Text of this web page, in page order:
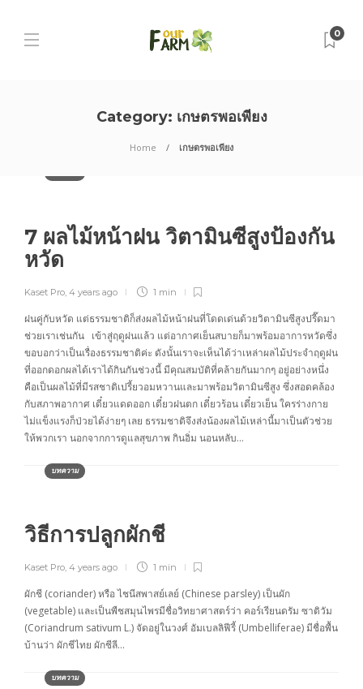
0
Category: เกษตรพอเพียง
Home เกษตรพอเพียง
7 ผลไม้หน้าฝน วิตามินซีสูงป้องกัน
หวัด
Kaset Pro, 4 years ago 1 min
ฝนคู่กับหวัด แต่ธรรมชาติก็ส่งผลไม้หน้าฝนที่โดดเด่นด้วยวิตามินซีสูงปรี๊ดมา
ช่วยเราเช่นกัน เข้าสู่ฤดูฝนแล้ว แต่อากาศเย็นสบายก็มาพร้อมอาการหวัดซึ่ง
ขอบอกว่าเป็นเรื่องธรรมชาติค่ะ ดังนั้นเราจะเห็นได้ว่าเหล่าผลไม้ประจำฤดูฝน
ที่ออกดอกผลได้เราได้กินกันช่วงนี้ มีคุณสมบัติที่คล้ายกันมากๆ อยู่อย่างหนึ่ง
คือเป็นผลไม้ที่มีรสชาติเปรี้ยวอมหวานและมาพร้อมวิตามินซีสูง ซึ่งสอดคล้อง
กับสภาพอากาศ เดี๋ยวแดดออก เดี๋ยวฝนตก เดี๋ยวร้อน เดี๋ยวเย็น ใครร่างกาย
ไม่แข็งแรงก็ป่วยได้ง่ายๆ เลย ธรรมชาติจึงส่งน้องผลไม้เหล่านี้มาเป็นตัวช่วย
ให้พวกเรา นอกจากการดูแลสุขภาพ กินอิ่ม นอนหลับ…
บทความ
วิธีการปลูกผักชี
Kaset Pro, 4 years ago 1 min
ผักชี (coriander) หรือ ไชนีสพาสย์เลย์ (Chinese parsley) เป็นผัก
(vegetable) และเป็นพืชสมุนไพรมีชื่อวิทยาศาสตร์ว่า คอร์เรียนดรัม ซาติวัม
(Coriandrum sativum L.) จัดอยู่ในวงศ์ อัมเบลลิฟีรี้ (Umbelliferae) มีชื่อพื้น
บ้านว่า ผักชีไทย ผักชีลี…
บทความ